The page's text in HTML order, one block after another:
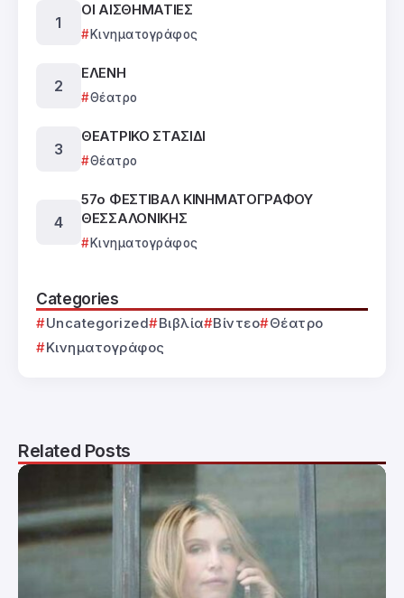
ΟΙ ΑΙΣΘΗΜΑΤΙΕΣ
Κινηματογράφος
ΕΛΕΝΗ
Θέατρο
ΘΕΑΤΡΙΚΟ ΣΤΑΣΙΔΙ
Θέατρο
57ο ΦΕΣΤΙΒΑΛ ΚΙΝΗΜΑΤΟΓΡΑΦΟΥ
ΘΕΣΣΑΛΟΝΙΚΗΣ
Κινηματογράφος
Categories
Uncategorized Βιβλία Βίντεο
Θέατρο
Κινηματογράφος
Related Posts